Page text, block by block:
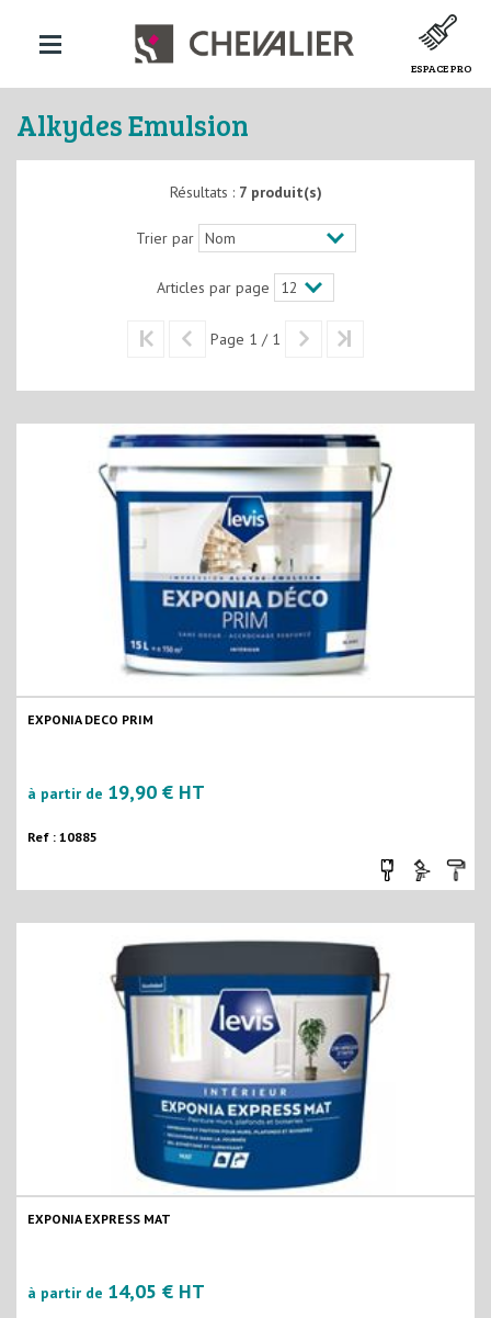
ESPACE PRO
Alkydes Emulsion
Résultats : 7 produit(s)
Trier par
Articles par page
Page 1 / 1
EXPONIA DECO PRIM
à partir de 19,90 € HT
Ref : 10885
EXPONIA EXPRESS MAT
à partir de 14,05 € HT